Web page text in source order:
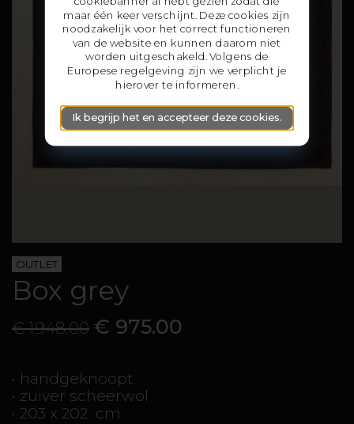
OUTLET
Box grey
€ 1948.00 € 975.00
• handgeknoopt
• zuiver scheerwol
• 203 x 202 cm
maar één keer verschijnt. Deze cookies zijn
noodzakelijk voor het correct functioneren
van de website en kunnen daarom niet
worden uitgeschakeld. Volgens de
Europese regelgeving zijn we verplicht je
hierover te informeren.
Ik begrijp het en accepteer deze cookies.